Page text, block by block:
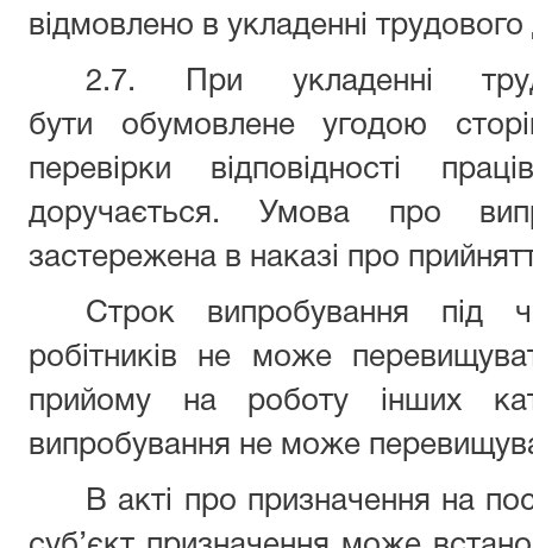
відмовлено в укладенні
2.7. При укладенні
бути обумовлене угодою
перевірки відповідності
доручається. Умова про
застережена в наказі про
Строк випробування під
робітників не може
прийому на роботу інших
випробування не може
В акті про призначення на